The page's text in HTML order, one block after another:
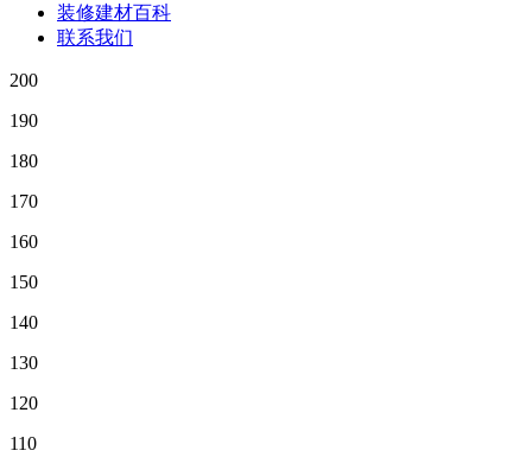
装修建材百科
联系我们
200
190
180
170
160
150
140
130
120
110